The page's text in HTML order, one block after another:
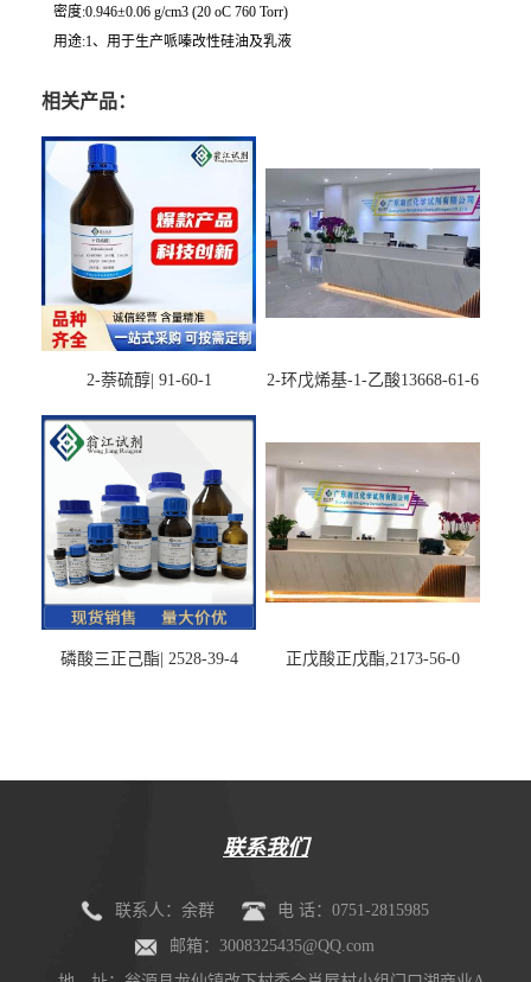
密度:0.946±0.06 g/cm3 (20 oC 760 Torr)
用途:1、用于生产哌嗪改性硅油及乳液
相关产品：
2-萘硫醇| 91-60-1 2-环戊烯基-1-乙酸13668-61-6
磷酸三正己酯| 2528-39-4 正戊酸正戊酯,2173-56-0
联系我们
联系人：余群
电 话：0751-2815985
邮箱：3008325435@QQ.com